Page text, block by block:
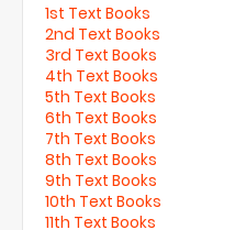
1st Text Books
2nd Text Books
3rd Text Books
4th Text Books
5th Text Books
6th Text Books
7th Text Books
8th Text Books
9th Text Books
10th Text Books
11th Text Books